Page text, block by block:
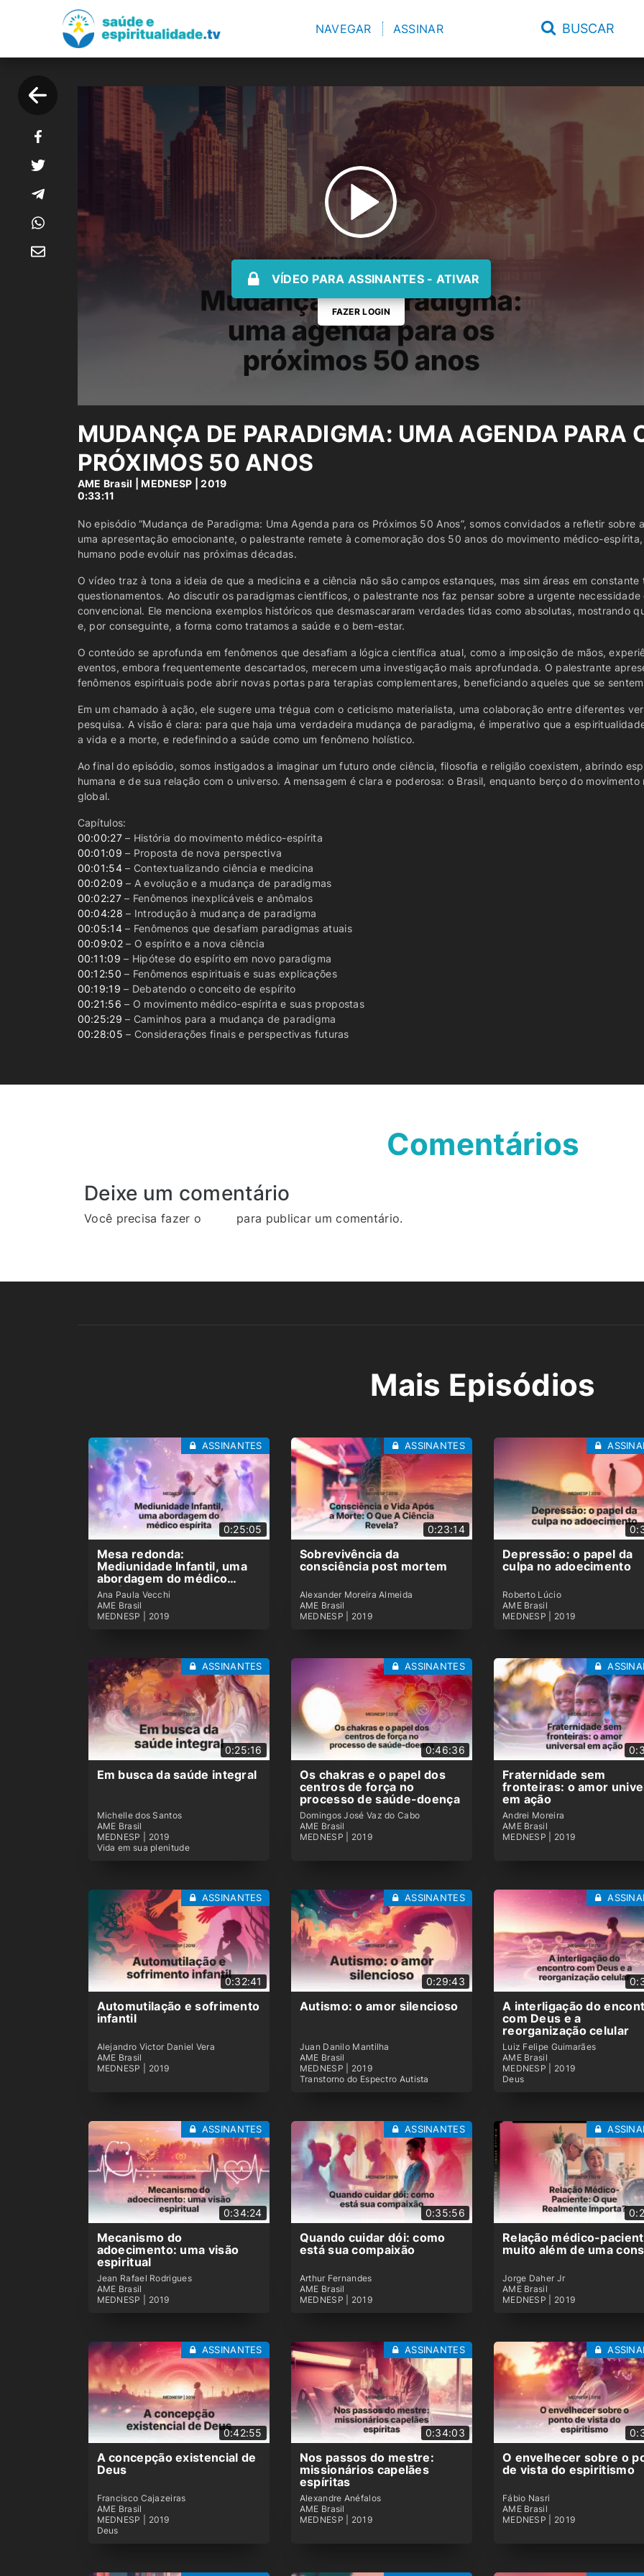
NAVEGAR ASSINAR BUSCAR
VÍDEO PARA ASSINANTES - ATIVAR
FAZER LOGIN
MUDANÇA DE PARADIGMA: UMA AGENDA PARA
PRÓXIMOS 50 ANOS
AME Brasil |MEDNESP | 2019
0:33:11
No episódio “Mudança de Paradigma: Uma Agenda para os Próximos 50 Anos”, somos convidados a refletir
uma apresentação emocionante, o palestrante remete à comemoração dos 50 anos do movimento médico-
humano pode evoluir nas próximas décadas.
O vídeo traz à tona a ideia de que a medicina e a ciência não são campos estanques, mas sim áreas em
questionamentos. Ao discutir os paradigmas científicos, o palestrante nos faz pensar sobre a urgente
convencional. Ele menciona exemplos históricos que desmascararam verdades tidas como absolutas, mostrando
e, por conseguinte, a forma como tratamos a saúde e o bem-estar.
O conteúdo se aprofunda em fenômenos que desafiam a lógica científica atual, como a imposição de mãos,
eventos, embora frequentemente descartados, merecem uma investigação mais aprofundada. O palestrante
fenômenos espirituais pode abrir novas portas para terapias complementares, beneficiando aqueles que se
Em um chamado à ação, ele sugere uma trégua com o ceticismo materialista, uma colaboração entre diferentes
pesquisa. A visão é clara: para que haja uma verdadeira mudança de paradigma, é imperativo que a
a vida e a morte, e redefinindo a saúde como um fenômeno holístico.
Ao final do episódio, somos instigados a imaginar um futuro onde ciência, filosofia e religião coexistem, abrindo
humana e de sua relação com o universo. A mensagem é clara e poderosa: o Brasil, enquanto berço do
global.
Capítulos:
00:00:27– História do movimento médico-espírita
00:01:09 – Proposta de nova perspectiva
00:01:54– Contextualizando ciência e medicina
00:02:09 – A evolução e a mudança de paradigmas
00:02:27– Fenômenos inexplicáveis e anômalos
00:04:28 – Introdução à mudança de paradigma
00:05:14– Fenômenos que desafiam paradigmas atuais
00:09:02– O espírito e a nova ciência
00:11:09 – Hipótese do espírito em novo paradigma
00:12:50 – Fenômenos espirituais e suas explicações
00:19:19 – Debatendo o conceito de espírito
00:21:56 – O movimento médico-espírita e suas propostas
00:25:29 – Caminhos para a mudança de paradigma
00:28:05 – Considerações finais e perspectivas futuras
Comentários
Deixe um comentário
Você precisa fazer o para publicar um comentário.
Mais Episódios
0:25:05
Mesa redonda:
Mediunidade Infantil, uma
abordagem do médico
espírita
Ana Paula Vecchi
AME Brasil
MEDNESP | 2019
ASSINANTES
0:23:14
Sobrevivência da
consciência post mortem
Alexander Moreira Almeida
AME Brasil
MEDNESP | 2019
ASSINANTES
Depressão: o papel da
culpa no adoecimento
Roberto Lúcio
AME Brasil
MEDNESP | 2019
0:25:16
Em busca da saúde integral
Michelle dos Santos
AME Brasil
MEDNESP | 2019
Vida em sua plenitude
ASSINANTES
0:46:36
Os chakras e o papel dos
centros de força no
processo de saúde-doença
Domingos José Vaz do Cabo
AME Brasil
MEDNESP | 2019
ASSINANTES
Fraternidade sem
fronteiras: o amor
em ação
Andrei Moreira
AME Brasil
MEDNESP | 2019
0:32:41
Automutilação e sofrimento
infantil
Alejandro Victor Daniel Vera
AME Brasil
MEDNESP | 2019
ASSINANTES
0:29:43
Autismo: o amor silencioso
Juan Danilo Mantilha
AME Brasil
MEDNESP | 2019
Transtorno do Espectro Autista
ASSINANTES
A interligação do
com Deus e a
reorganização celular
Luiz Felipe Guimarães
AME Brasil
MEDNESP | 2019
Deus
0:34:24
Mecanismo do
adoecimento: uma visão
espiritual
Jean Rafael Rodrigues
AME Brasil
MEDNESP | 2019
ASSINANTES
0:35:56
Quando cuidar dói: como
está sua compaixão
Arthur Fernandes
AME Brasil
MEDNESP | 2019
ASSINANTES
Relação médico-
muito além de uma
Jorge Daher Jr
AME Brasil
MEDNESP | 2019
0:42:55
A concepção existencial de
Deus
Francisco Cajazeiras
AME Brasil
MEDNESP | 2019
Deus
ASSINANTES
0:34:03
Nos passos do mestre:
missionários capelães
espíritas
Alexandre Anéfalos
AME Brasil
MEDNESP | 2019
ASSINANTES
O envelhecer sobre o
de vista do espiritismo
Fábio Nasri
AME Brasil
MEDNESP | 2019